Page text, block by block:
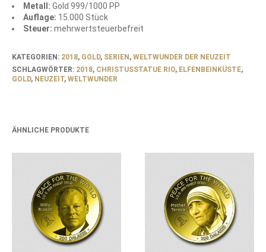
Metall: Gold 999/1000 PP
Auflage: 15.000 Stück
Steuer: mehrwertsteuerbefreit
KATEGORIEN: 2018, GOLD, SERIEN, WELTWUNDER DER NEUZEIT
SCHLAGWÖRTER: 2018, CHRISTUSSTATUE RIO, ELFENBEINKÜSTE,
GOLD, NEUZEIT, WELTWUNDER
ÄHNLICHE PRODUKTE